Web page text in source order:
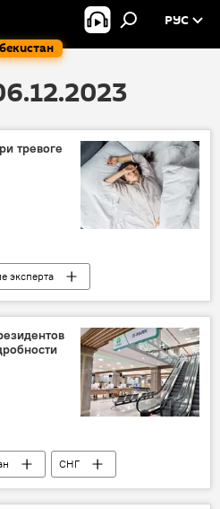
РУС
тревоге
эксперта
СНГ